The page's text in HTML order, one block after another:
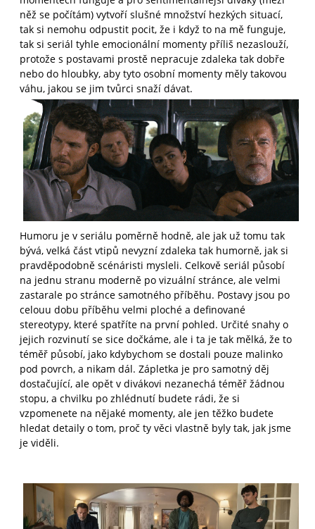
něž se počítám) vytvoří slušné množství hezkých situací,
tak si nemohu odpustit pocit, že i když to na mě funguje,
tak si seriál tyhle emocionální momenty příliš nezaslouží,
protože s postavami prostě nepracuje zdaleka tak dobře
nebo do hloubky, aby tyto osobní momenty měly takovou
váhu, jakou se jim tvůrci snaží dávat.
Humoru je v seriálu poměrně hodně, ale jak už tomu tak
bývá, velká část vtipů nevyzní zdaleka tak humorně, jak si
pravděpodobně scénáristi mysleli. Celkově seriál působí
na jednu stranu moderně po vizuální stránce, ale velmi
zastarale po stránce samotného příběhu. Postavy jsou po
celouu dobu příběhu velmi ploché a definované
stereotypy, které spatříte na první pohled. Určité snahy o
jejich rozvinutí se sice dočkáme, ale i ta je tak mělká, že to
téměř působí, jako kdybychom se dostali pouze malinko
pod povrch, a nikam dál. Zápletka je pro samotný děj
dostačující, ale opět v divákovi nezanechá téměř žádnou
stopu, a chvilku po zhlédnutí budete rádi, že si
vzpomenete na nějaké momenty, ale jen těžko budete
hledat detaily o tom, proč ty věci vlastně byly tak, jak jsme
je viděli.